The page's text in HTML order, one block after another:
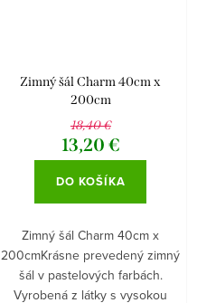
Zimný šál Charm 40cm x
200cm
18,40 €
13,20 €
DO KOŠÍKA
Zimný šál Charm 40cm x
200cmKrásne prevedený zimný
šál v pastelových farbách.
Vyrobená z látky s vysokou